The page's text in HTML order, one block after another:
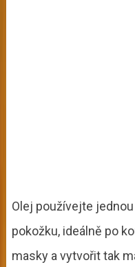
Olej používejte
pokožku, ideálně po
masky a vytvořit tak